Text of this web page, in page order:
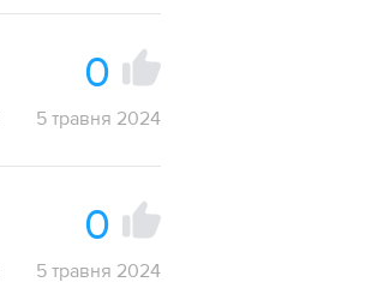
0
5 травня 2024
0
5 травня 2024